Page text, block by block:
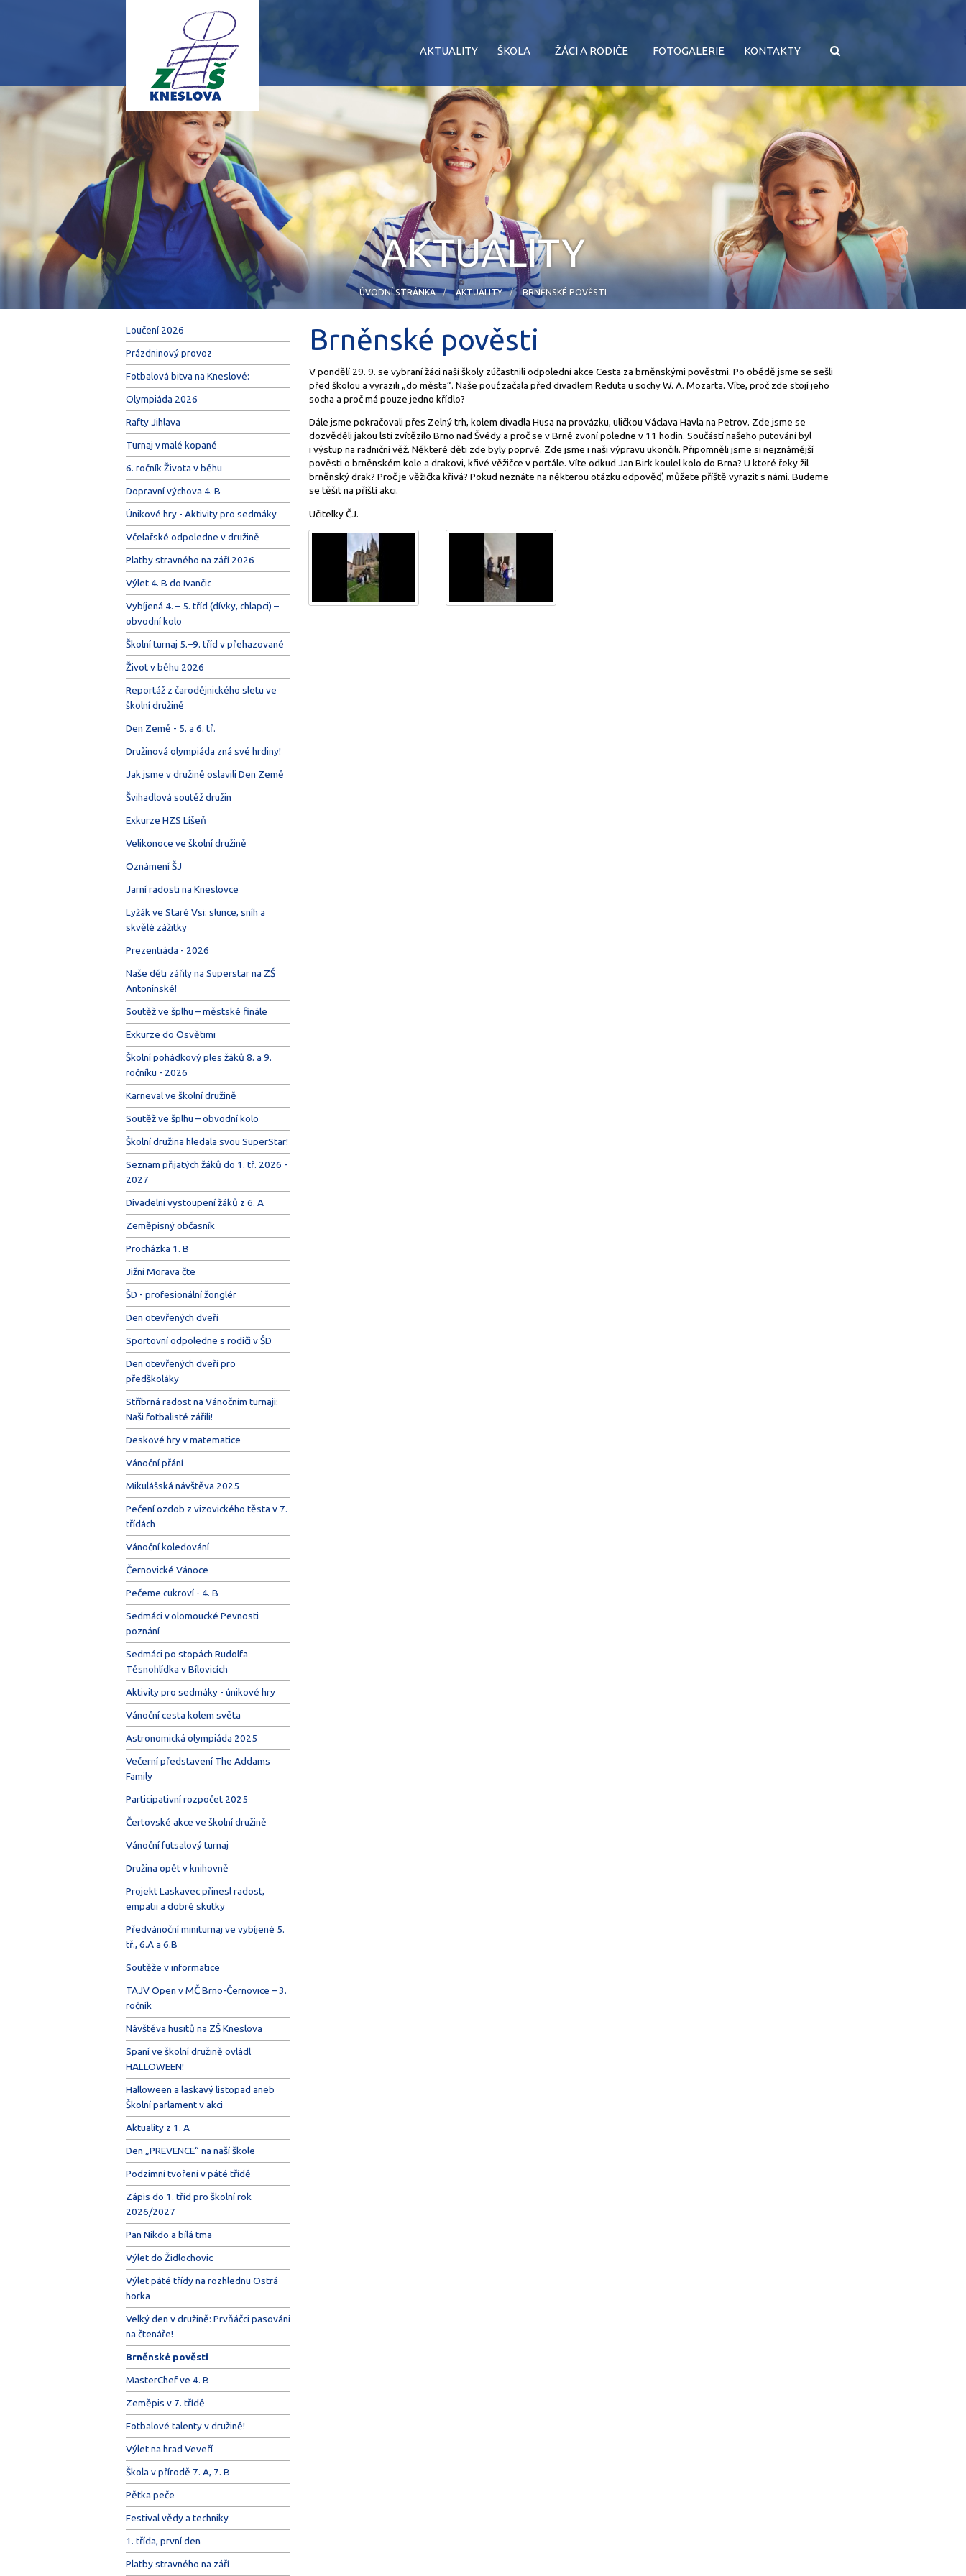
AKTUALITY ŠKOLA ŽÁCI A RODIČE FOTOGALERIE KONTAKTY
AKTUALITY
ÚVODNÍ STRÁNKA AKTUALITY BRNĚNSKÉ POVĚSTI
Loučení 2026
Prázdninový provoz
Fotbalová bitva na Kneslové:
Olympiáda 2026
Rafty Jihlava
Turnaj v malé kopané
6. ročník Života v běhu
Dopravní výchova 4. B
Únikové hry - Aktivity pro sedmáky
Včelařské odpoledne v družině
Platby stravného na září 2026
Výlet 4. B do Ivančic
Vybíjená 4. – 5. tříd (dívky, chlapci) –
obvodní kolo
Školní turnaj 5.–9. tříd v přehazované
Život v běhu 2026
Reportáž z čarodějnického sletu ve
školní družině
Den Země - 5. a 6. tř.
Družinová olympiáda zná své hrdiny!
Jak jsme v družině oslavili Den Země
Švihadlová soutěž družin
Exkurze HZS Líšeň
Velikonoce ve školní družině
Oznámení ŠJ
Jarní radosti na Kneslovce
Lyžák ve Staré Vsi: slunce, sníh a
skvělé zážitky
Prezentiáda - 2026
Naše děti zářily na Superstar na ZŠ
Antonínské!
Soutěž ve šplhu – městské finále
Exkurze do Osvětimi
Školní pohádkový ples žáků 8. a 9.
ročníku - 2026
Karneval ve školní družině
Soutěž ve šplhu – obvodní kolo
Školní družina hledala svou SuperStar!
Seznam přijatých žáků do 1. tř. 2026 -
2027
Divadelní vystoupení žáků z 6. A
Zeměpisný občasník
Procházka 1. B
Jižní Morava čte
ŠD - profesionální žonglér
Den otevřených dveří
Sportovní odpoledne s rodiči v ŠD
Den otevřených dveří pro
předškoláky
Stříbrná radost na Vánočním turnaji:
Naši fotbalisté zářili!
Deskové hry v matematice
Vánoční přání
Mikulášská návštěva 2025
Pečení ozdob z vizovického těsta v 7.
třídách
Vánoční koledování
Černovické Vánoce
Pečeme cukroví - 4. B
Sedmáci v olomoucké Pevnosti
poznání
Sedmáci po stopách Rudolfa
Těsnohlídka v Bílovicích
Aktivity pro sedmáky - únikové hry
Vánoční cesta kolem světa
Astronomická olympiáda 2025
Večerní představení The Addams
Family
Participativní rozpočet 2025
Čertovské akce ve školní družině
Vánoční futsalový turnaj
Družina opět v knihovně
Projekt Laskavec přinesl radost,
empatii a dobré skutky
Předvánoční miniturnaj ve vybíjené 5.
tř., 6.A a 6.B
Soutěže v informatice
TAJV Open v MČ Brno-Černovice – 3.
ročník
Návštěva husitů na ZŠ Kneslova
Spaní ve školní družině ovládl
HALLOWEEN!
Halloween a laskavý listopad aneb
Školní parlament v akci
Aktuality z 1. A
Den „PREVENCE“ na naší škole
Podzimní tvoření v páté třídě
Zápis do 1. tříd pro školní rok
2026/2027
Pan Nikdo a bílá tma
Výlet do Židlochovic
Výlet páté třídy na rozhlednu Ostrá
horka
Velký den v družině: Prvňáčci pasováni
na čtenáře!
Brněnské pověsti
MasterChef ve 4. B
Zeměpis v 7. třídě
Fotbalové talenty v družině!
Výlet na hrad Veveří
Škola v přírodě 7. A, 7. B
Pětka peče
Festival vědy a techniky
1. třída, první den
Platby stravného na září
Brněnské pověsti
V pondělí 29. 9. se vybraní žáci naší školy zúčastnili odpolední akce Cesta za brněnskými pověstmi. Po obědě jsme se sešli
před školou a vyrazili „do města“. Naše pouť začala před divadlem Reduta u sochy W. A. Mozarta. Víte, proč zde stojí jeho
socha a proč má pouze jedno křídlo?
Dále jsme pokračovali přes Zelný trh, kolem divadla Husa na provázku, uličkou Václava Havla na Petrov. Zde jsme se
dozvěděli jakou lstí zvítězilo Brno nad Švédy a proč se v Brně zvoní poledne v 11 hodin. Součástí našeho putování byl
i výstup na radniční věž. Některé děti zde byly poprvé. Zde jsme i naši výpravu ukončili. Připomněli jsme si nejznámější
pověsti o brněnském kole a drakovi, křivé věžičce v portále. Víte odkud Jan Birk koulel kolo do Brna? U které řeky žil
brněnský drak? Proč je věžička křivá? Pokud neznáte na některou otázku odpověď, můžete příště vyrazit s námi. Budeme
se těšit na příští akci.
Učitelky ČJ.